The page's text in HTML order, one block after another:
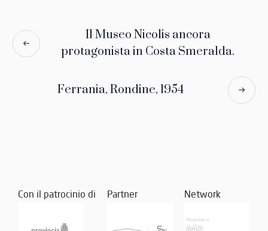
Il Museo Nicolis ancora
protagonista in Costa Smeralda.
Ferrania, Rondine, 1954
Con il patrocinio di Partner Network